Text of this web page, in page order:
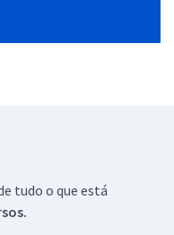
tudo o que está